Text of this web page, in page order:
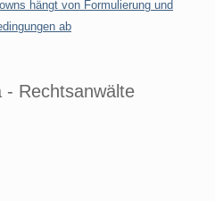
hängt von Formulierung und
ab
- Rechtsanwälte